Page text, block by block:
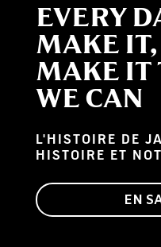
EVERY
MAKE
MAKE IT
WE CAN
L'HISTOIRE DE
HISTOIRE ET
EN